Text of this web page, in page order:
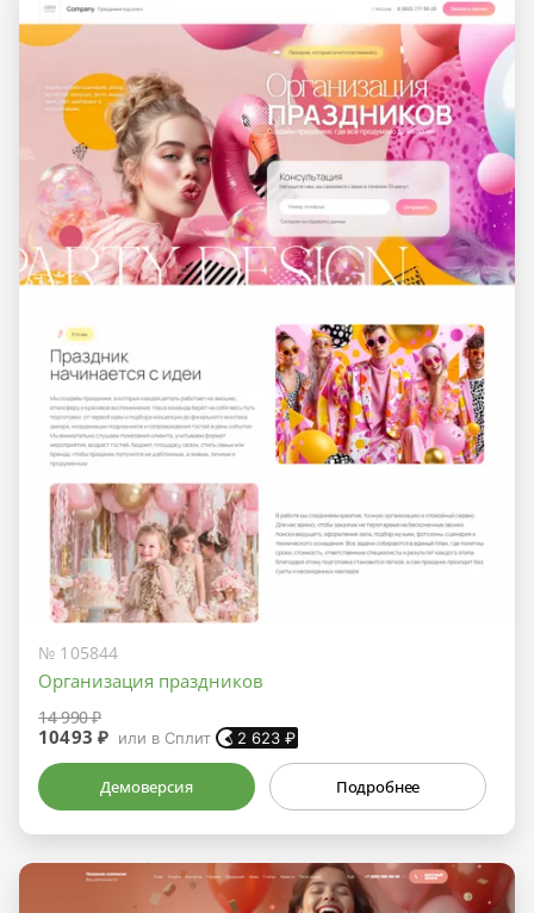
№ 105844
Организация праздников
14 990 ₽
10493 ₽ или в Сплит 2 623 ₽
Демоверсия Подробнее